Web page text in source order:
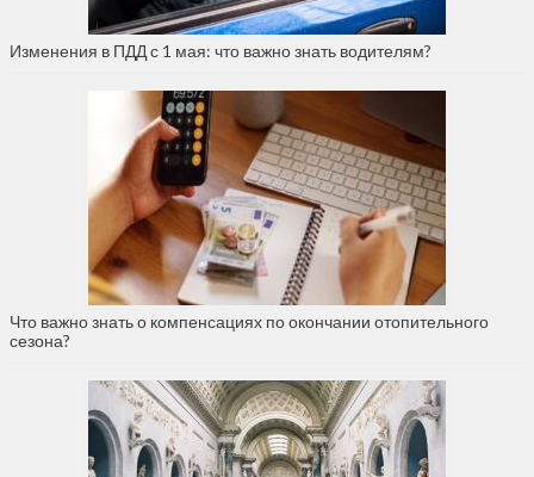
Изменения в ПДД с 1 мая: что важно знать водителям?
Что важно знать о компенсациях по окончании отопительного
сезона?